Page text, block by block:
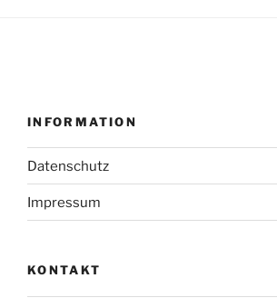
INFORMATION
Datenschutz
Impressum
KONTAKT